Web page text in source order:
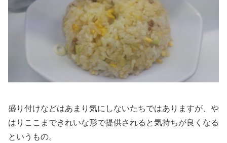
盛り付けなどはあまり気にしないたちではありますが、や
はりここまできれいな形で提供されると気持ちが良くなる
というもの。